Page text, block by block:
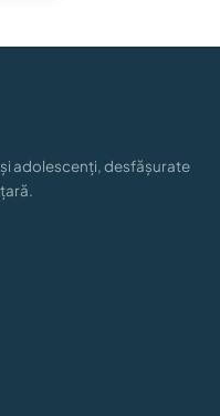
adolescenți, desfășurate